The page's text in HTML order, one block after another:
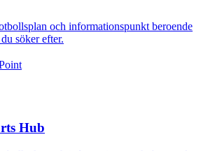
och informationspunkt beroende
söker efter.
Hub